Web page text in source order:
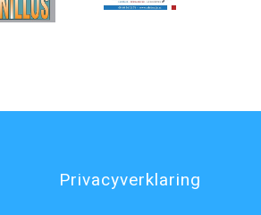
Privacyverklaring